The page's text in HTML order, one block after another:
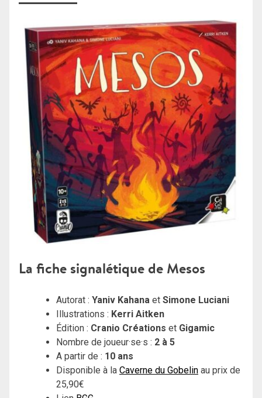
La fiche signalétique de Mesos
Autorat : Yaniv Kahana et Simone Luciani
Illustrations : Kerri Aitken
Édition : Cranio Créations et Gigamic
Nombre de joueur·se·s : 2 à 5
A partir de : 10 ans
Disponible à la Caverne du Gobelin au prix de
25,90€